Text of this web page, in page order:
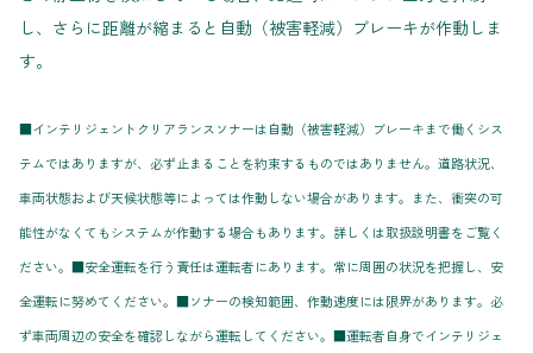
し、さらに距離が縮まると自動（被害軽減）ブレーキが作動しま
す。
■インテリジェントクリアランスソナーは自動（被害軽減）ブレーキまで働くシス
テムではありますが、必ず止まることを約束するものではありません。道路状況、
車両状態および天候状態等によっては作動しない場合があります。また、衝突の可
能性がなくてもシステムが作動する場合もあります。詳しくは取扱説明書をご覧く
ださい。■安全運転を行う責任は運転者にあります。常に周囲の状況を把握し、安
全運転に努めてください。■ソナーの検知範囲、作動速度には限界があります。必
ず車両周辺の安全を確認しながら運転してください。■運転者自身でインテリジェ